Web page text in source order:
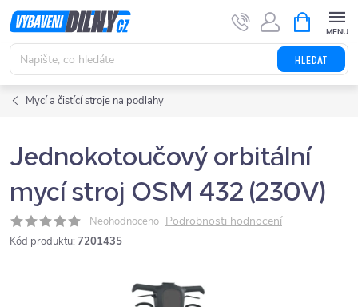
Přejít
na
obsah
HLEDAT
NÁKUPNÍ
KOŠÍK
Mycí a čistící stroje na podlahy
Jednokotoučový orbitální
mycí stroj OSM 432 (230V)
Neohodnoceno Podrobnosti hodnocení
Kód produktu: 7201435